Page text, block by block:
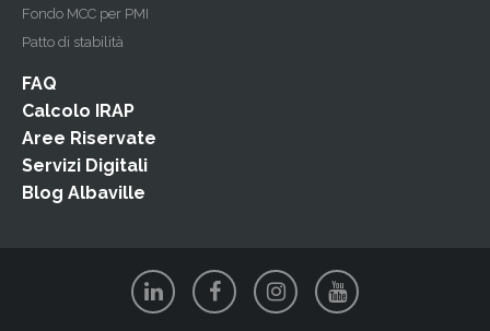
Fondo MCC per PMI
Patto di stabilità
FAQ
Calcolo IRAP
Aree Riservate
Servizi Digitali
Blog Albaville